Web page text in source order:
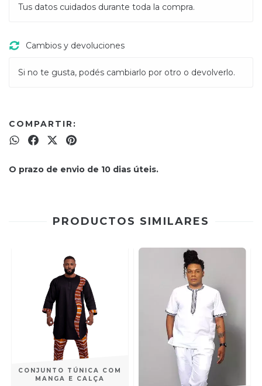
Tus datos cuidados durante toda la compra.
Cambios y devoluciones
Si no te gusta, podés cambiarlo por otro o devolverlo.
COMPARTIR:
O prazo de envio de 10 dias úteis.
PRODUCTOS SIMILARES
CONJUNTO TÚNICA COM
MANGA E CALÇA